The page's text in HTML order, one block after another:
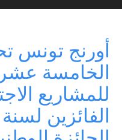
أورنج تونس
الخامسة
للمشاريع